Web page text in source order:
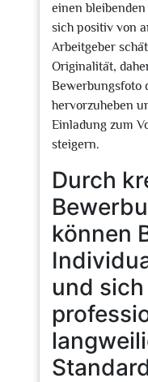
einen
sich positiv von
Arbeitgeber
Originalität,
Bewerbungsfoto
hervorzuheben
Einladung zum
steigern.
Durch
können
und